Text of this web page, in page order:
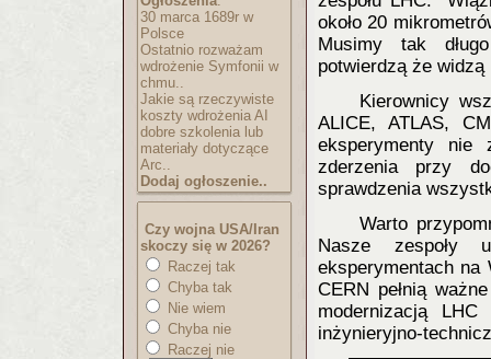
30 marca 1689r w
Polsce
Ostatnio rozważam
wdrożenie Symfonii w
chmu..
Jakie są rzeczywiste
koszty wdrożenia AI
dobre szkolenia lub
materiały dotyczące
Arc..
Dodaj ogłoszenie..
Czy wojna USA/Iran
skoczy się w 2026?
Raczej tak
Chyba tak
Nie wiem
Chyba nie
Raczej nie
około 20
Musimy tak
potwierdzą że widzą
Kierownicy
ALICE, ATLAS,
eksperymenty nie
zderzenia przy
sprawdzenia
Warto
Nasze zespoły
eksperymentach na
CERN pełnią
modernizacją
inżynieryjno-technic